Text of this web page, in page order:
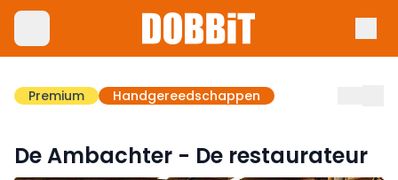
Premium Handgereedschappen
De Ambachter - De restaurateur